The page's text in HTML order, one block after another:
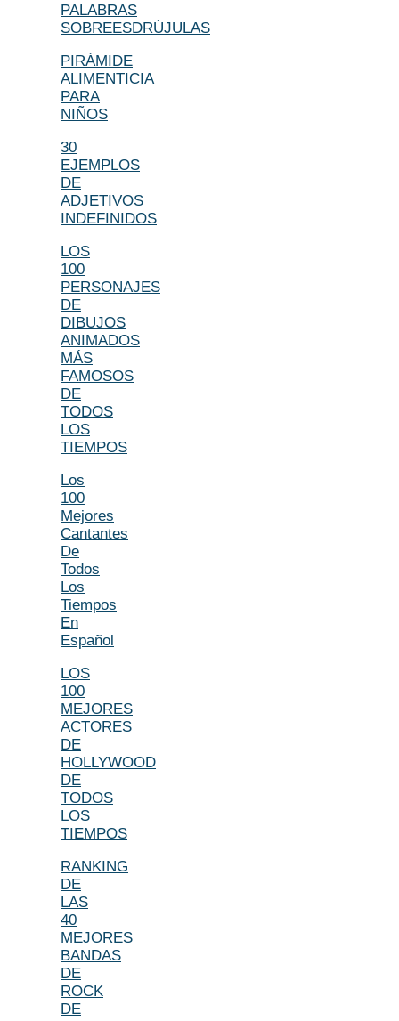
PALABRAS
SOBREESDRÚJULAS
PIRÁMIDE
ALIMENTICIA
PARA
NIÑOS
30
EJEMPLOS
DE
ADJETIVOS
INDEFINIDOS
LOS
100
PERSONAJES
DE
DIBUJOS
ANIMADOS
MÁS
FAMOSOS
DE
TODOS
LOS
TIEMPOS
Los
100
Mejores
Cantantes
De
Todos
Los
Tiempos
En
Español
LOS
100
MEJORES
ACTORES
DE
HOLLYWOOD
DE
TODOS
LOS
TIEMPOS
RANKING
DE
LAS
40
MEJORES
BANDAS
DE
ROCK
DE